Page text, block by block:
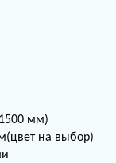
мм)
на выбор)